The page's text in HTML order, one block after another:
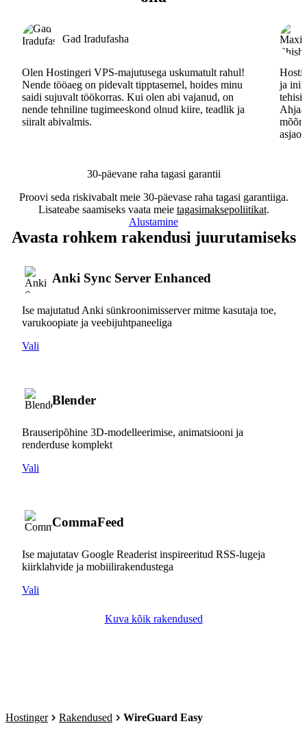
Gad Iradufasha
Olen Hostingeri VPS-majutusega uskumatult rahul!
Nende tööaeg on pidevalt tipptasemel, hoides minu
saidi sujuvalt töökorras. Kui olen abi vajanud, on
nende tehniline tugimeeskond olnud kiire, teadlik ja
siiralt abivalmis.
ja
30-päevane raha tagasi garantii
Proovi seda riskivabalt meie 30-päevase raha tagasi garantiiga.
Lisateabe saamiseks vaata meie tagasimaksepoliitikat.
Alustamine
Avasta rohkem rakendusi juurutamiseks
Anki Sync Server Enhanced
Ise majutatud Anki sünkroonimisserver mitme kasutaja toe,
varukoopiate ja veebijuhtpaneeliga
Vali
Blender
Brauseripõhine 3D-modelleerimise, animatsiooni ja
renderduse komplekt
Vali
CommaFeed
Ise majutatav Google Readerist inspireeritud RSS-lugeja
kiirklahvide ja mobiilirakendustega
Vali
Kuva kõik rakendused
Hostinger Rakendused WireGuard Easy